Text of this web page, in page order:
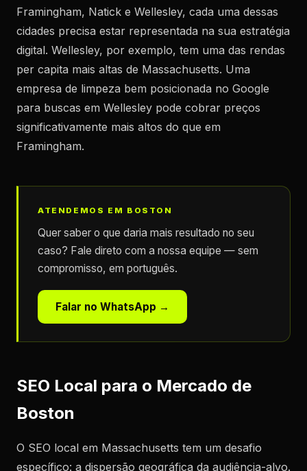
Framingham, Natick e Wellesley, cada uma dessas
cidades precisa estar representada na sua estratégia
digital. Wellesley, por exemplo, tem uma das rendas
per capita mais altas de Massachusetts. Uma
empresa de limpeza bem posicionada no Google
para buscas em Wellesley pode cobrar preços
significativamente mais altos do que em
Framingham.
ATENDEMOS EM BOSTON
Quer saber o que daria mais resultado no seu
caso? Fale direto com a nossa equipe — sem
compromisso, em português.
Falar no WhatsApp →
SEO Local para o Mercado de
Boston
O SEO local em Massachusetts tem um desafio
específico: a dispersão geográfica da audiência-alvo.